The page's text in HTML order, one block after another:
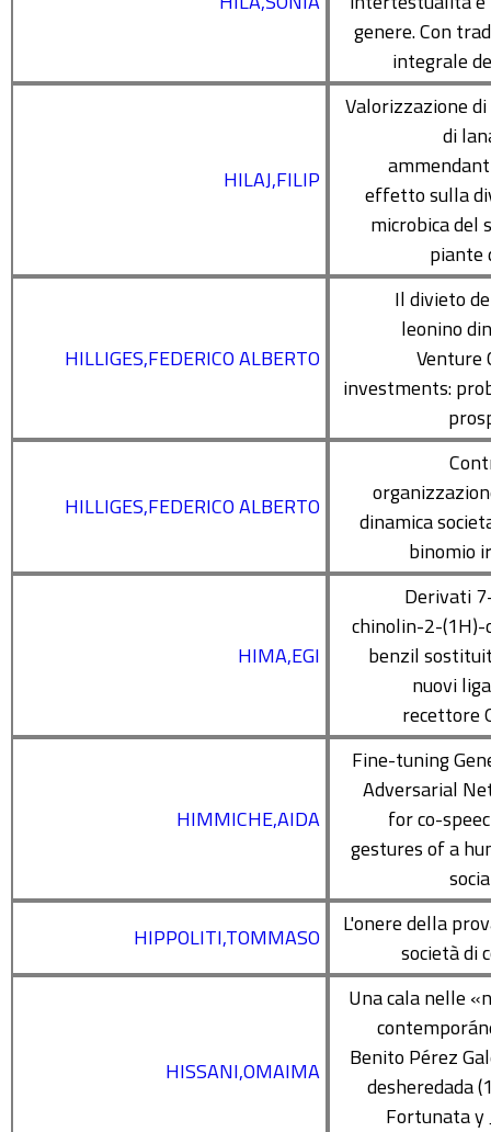
genere. Con
integrale
HILAJ,FILIP
Valorizzazione
di
effetto sulla
microbica del
piante
HILLIGES,FEDERICO ALBERTO
Il divieto
leonino
Venture
investments:
HILLIGES,FEDERICO ALBERTO
dinamica
binomio
HIMA,EGI
Derivati
chinolin-2-(1H)-
benzil
nuovi
recettore
HIMMICHE,AIDA
Fine-tuning
Adversarial
for co-
gestures of a
HIPPOLITI,TOMMASO
L'onere della
società di
HISSANI,OMAIMA
Una cala nelle
Benito Pérez
desheredada
Fortunata y